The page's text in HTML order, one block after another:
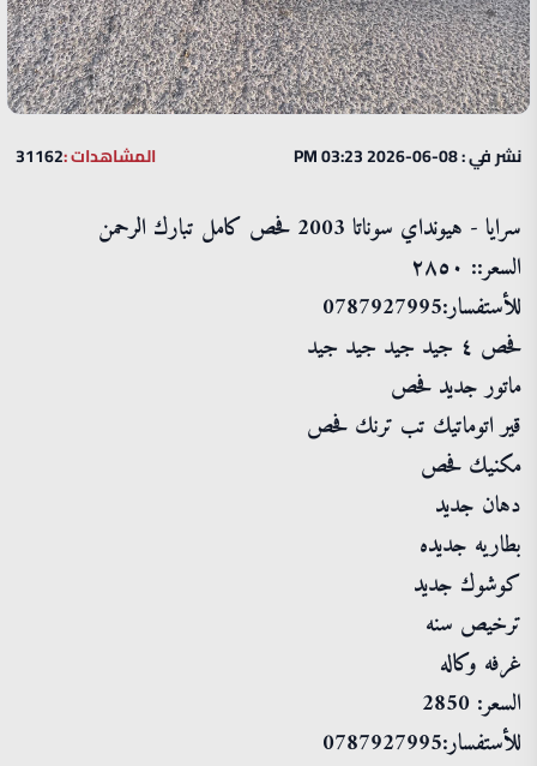
نشر في : 08-06-2026 03:23 PM المشاهدات :31162
سرايا - هيونداي سوناتا 2003 فحص كامل تبارك الرحمن
السعر:: ٢٨٥٠
للأستفسار:0787927995
فحص ٤ جيد جيد جيد جيد
ماتور جديد فحص
قير اتوماتيك تب ترنك فحص
مكنيك فحص
دهان جديد
بطاريه جديده
كوشوك جديد
ترخيص سنه
غرفه وكاله
السعر: 2850
للأستفسار:0787927995